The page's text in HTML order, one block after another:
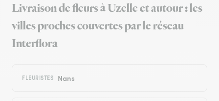
Livraison de fleurs à Uzelle et autour : les
villes proches couvertes par le réseau
Interflora
FLEURISTES Nans